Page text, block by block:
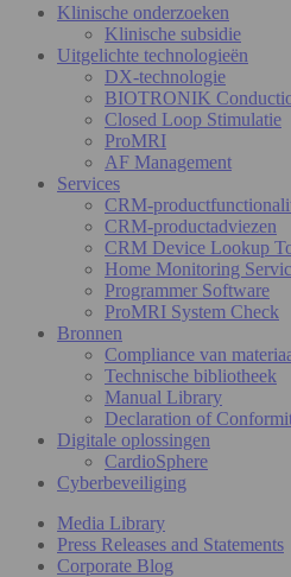
Klinische onderzoeken
Klinische subsidie
Uitgelichte technologieën
DX-technologie
BIOTRONIK
Closed Loop Stimulatie
ProMRI
AF Management
Services
CRM-
CRM-productadviezen
CRM Device Lookup
Home Monitoring
Programmer Software
ProMRI System Check
Bronnen
Compliance van
Technische bibliotheek
Manual Library
Declaration of
Digitale oplossingen
CardioSphere
Cyberbeveiliging
Media Library
Press Releases and Statements
Corporate Blog